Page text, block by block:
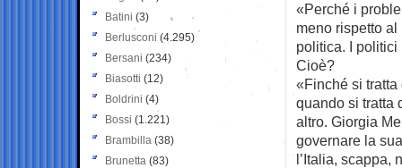
«Perché i
meno rispetto
politica. I
Cioè?
«Finché si
quando si tratta
altro. Giorgia
governare la
l’Italia, scappa,
Batini (3)
Berlusconi (4.295)
Bersani (234)
Biasotti (12)
Boldrini (4)
Bossi (1.221)
Brambilla (38)
Brunetta (83)